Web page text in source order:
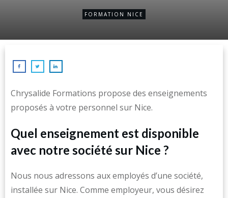
FORMATION NICE
Chrysalide Formations propose des enseignements
proposés à votre personnel sur Nice.
Quel enseignement est disponible
avec notre société sur Nice ?
Nous nous adressons aux employés d’une société,
installée sur Nice. Comme employeur, vous désirez